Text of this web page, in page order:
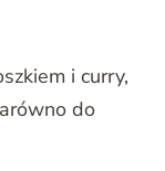
i curry,
do